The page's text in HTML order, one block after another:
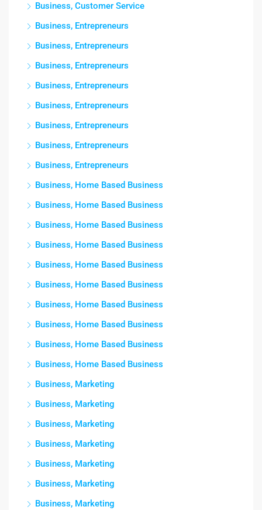
Business, Customer Service
Business, Entrepreneurs
Business, Entrepreneurs
Business, Entrepreneurs
Business, Entrepreneurs
Business, Entrepreneurs
Business, Entrepreneurs
Business, Entrepreneurs
Business, Entrepreneurs
Business, Home Based Business
Business, Home Based Business
Business, Home Based Business
Business, Home Based Business
Business, Home Based Business
Business, Home Based Business
Business, Home Based Business
Business, Home Based Business
Business, Home Based Business
Business, Home Based Business
Business, Marketing
Business, Marketing
Business, Marketing
Business, Marketing
Business, Marketing
Business, Marketing
Business, Marketing